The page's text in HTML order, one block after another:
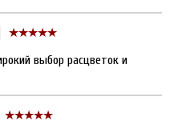
выбор расцветок и